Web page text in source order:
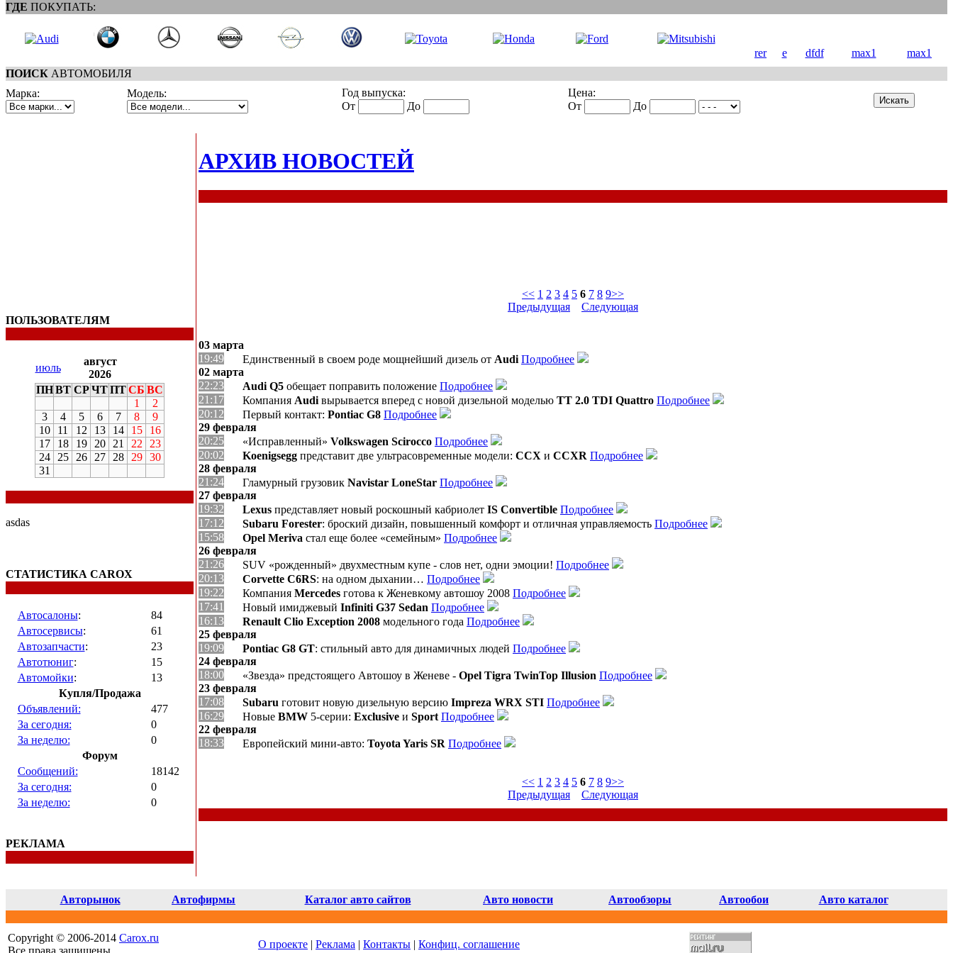
ГДЕ ПОКУПАТЬ:
rer e dfdf max1
max1
ПОИСК АВТОМОБИЛЯ
Марка:
Модель:
Год выпуска:
От
До
Цена:
От
До
ПОЛЬЗОВАТЕЛЯМ
июль
август
2026
ПН ВТ СР ЧТПТСБ ВС
1
2
3
4 5 6 7 8
9
10
11 12 13 14 15
16
17
18 19 20 21 22
23
24
25 26 27 28 29
30
31
asdas
СТАТИСТИКА CAROX
Автосалоны:
84
Автосервисы:
61
Автозапчасти:
23
Автотюниг:
15
Автомойки:
13
Купля/Продажа
Объявлений:
477
За сегодня:
0
За неделю:
0
Форум
Сообщений:
18142
За сегодня:
0
За неделю:
0
РЕКЛАМА
АРХИВ НОВОСТЕЙ
<< 1 2 3 4 5 6 7 8 9>>
Предыдущая
Следующая
03 марта
19:49
Единственный в своем роде мощнейший дизель от Audi Подробнее
02 марта
22:23
Audi Q5 обещает поправить положение Подробнее
21:17
Компания Audi вырывается вперед с новой дизельной моделью TT 2.0 TDI Quattro Подробнее
20:12
Первый контакт: Pontiac G8 Подробнее
29 февраля
20:25
«Исправленный» Volkswagen Scirocco Подробнее
20:02
Koenigsegg представит две ультрасовременные модели: CCX и CCXR Подробнее
28 февраля
21:24
Гламурный грузовик Navistar LoneStar Подробнее
27 февраля
19:32
Lexus представляет новый роскошный кабриолет IS Convertible Подробнее
17:12
Subaru Forester: броский дизайн, повышенный комфорт и отличная управляемость Подробнее
15:58
Opel Meriva стал еще более «семейным» Подробнее
26 февраля
21:26
SUV «рожденный» двухместным купе - слов нет, одни эмоции! Подробнее
20:13
Corvette C6RS: на одном дыхании… Подробнее
19:22
Компания Mercedes готова к Женевкому автошоу 2008 Подробнее
17:41
Новый имиджевый Infiniti G37 Sedan Подробнее
16:13
Renault Clio Exception 2008 модельного года Подробнее
25 февраля
19:09
Pontiac G8 GT: стильный авто для динамичных людей Подробнее
24 февраля
18:00
«Звезда» предстоящего Автошоу в Женеве - Opel Tigra TwinTop Illusion Подробнее
23 февраля
17:08
Subaru готовит новую дизельную версию Impreza WRX STI Подробнее
16:29
Новые BMW 5-серии: Exclusive и Sport Подробнее
22 февраля
18:33
Европейский мини-авто: Toyota Yaris SR Подробнее
<< 1 2 3 4 5 6 7 8 9>>
Предыдущая
Следующая
Авторынок Автофирмы Каталог авто сайтов Авто новости Автообзоры Автообои Авто каталог
Copyright © 2006-2014 Carox.ru
Все права защищены
О проекте | Реклама | Контакты | Конфиц. соглашение